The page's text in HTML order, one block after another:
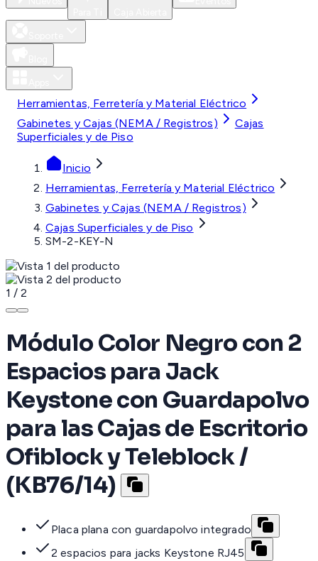
Herramientas, Ferretería y Material Eléctrico
Gabinetes y Cajas (NEMA / Registros)
Cajas
Superficiales y de Piso
Inicio
Herramientas, Ferretería y Material Eléctrico
Gabinetes y Cajas (NEMA / Registros)
Cajas Superficiales y de Piso
SM-2-KEY-N
1 / 2
Módulo Color Negro con 2
Espacios para Jack
Keystone con Guardapolvo
para las Cajas de Escritorio
Ofiblock y Teleblock /
(KB76/14)
Placa plana con guardapolvo integrado
2 espacios para jacks Keystone RJ45